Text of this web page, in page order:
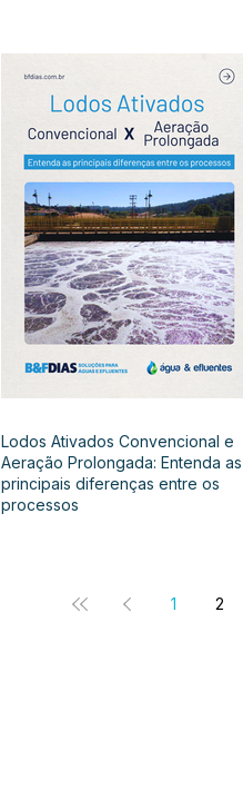
Lodos Ativados Convencional e
Aeração Prolongada: Entenda as
principais diferenças entre os
processos
1 2